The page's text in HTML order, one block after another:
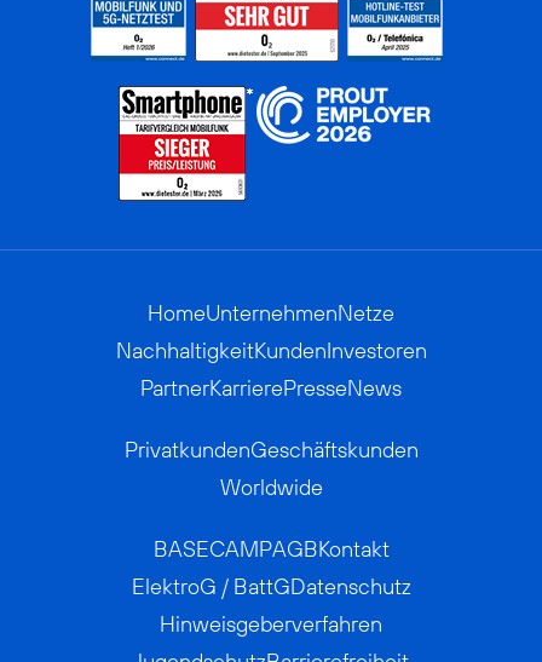
HomeUnternehmenNetze
NachhaltigkeitKundenInvestoren
PartnerKarrierePresseNews
PrivatkundenGeschäftskunden
Worldwide
BASECAMPAGBKontakt
ElektroG / BattGDatenschutz
Hinweisgeberverfahren